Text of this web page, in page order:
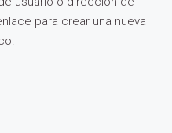
para crear una nueva